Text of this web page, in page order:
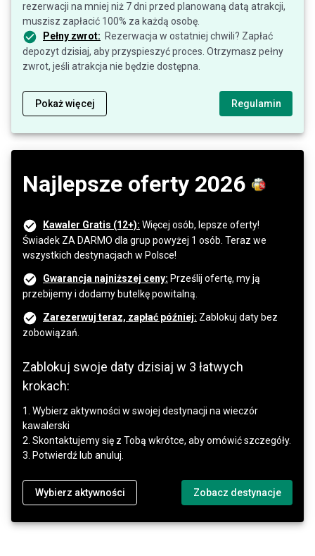
rezerwacji na mniej niż 7 dni przed planowaną datą atrakcji,
muszisz zapłacić 100% za każdą osobę.
Pełny zwrot: Rezerwacja w ostatniej chwili? Zapłać
depozyt dzisiaj, aby przyspieszyć proces. Otrzymasz pełny
zwrot, jeśli atrakcja nie będzie dostępna.
Pokaż więcej Regulamin
Najlepsze oferty 2026
Kawaler Gratis (12+): Więcej osób, lepsze oferty!
Świadek ZA DARMO dla grup powyżej 1 osób. Teraz we
wszystkich destynacjach w Polsce!
Gwarancja najniższej ceny: Prześlij ofertę, my ją
przebijemy i dodamy butelkę powitalną.
Zarezerwuj teraz, zapłać później: Zablokuj daty bez
zobowiązań.
Zablokuj swoje daty dzisiaj w 3 łatwych
krokach:
1. Wybierz aktywności w swojej destynacji na wieczór
kawalerski
2. Skontaktujemy się z Tobą wkrótce, aby omówić szczegóły.
3. Potwierdź lub anuluj.
Wybierz aktywności Zobacz destynacje